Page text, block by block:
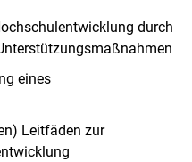
durch
eines
Leitfäden zur